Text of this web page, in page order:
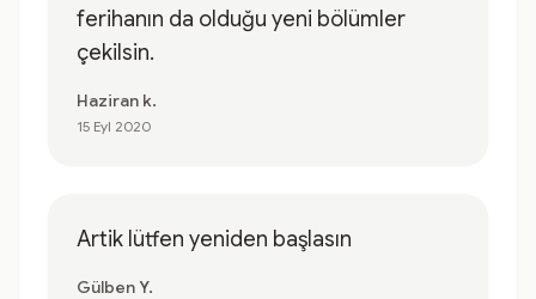
ferihanın da olduğu yeni bölümler
çekilsin.
Haziran k.
15 Eyl 2020
Artik lütfen yeniden başlasın
Gülben Y.